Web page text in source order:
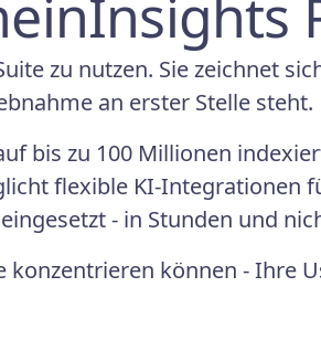
zu nutzen. Sie zeichnet
an erster Stelle steht.
bis zu 100 Millionen
flexible KI-Integrationen
- in Stunden und
konzentrieren können - Ihre